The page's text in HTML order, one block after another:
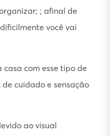
; afinal de
você vai
casa com esse tipo de
cuidado e sensação
ao visual